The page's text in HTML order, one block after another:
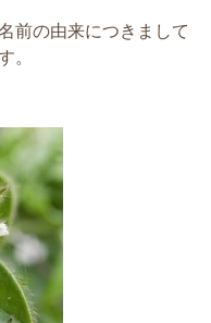
前の由来につきまして
。